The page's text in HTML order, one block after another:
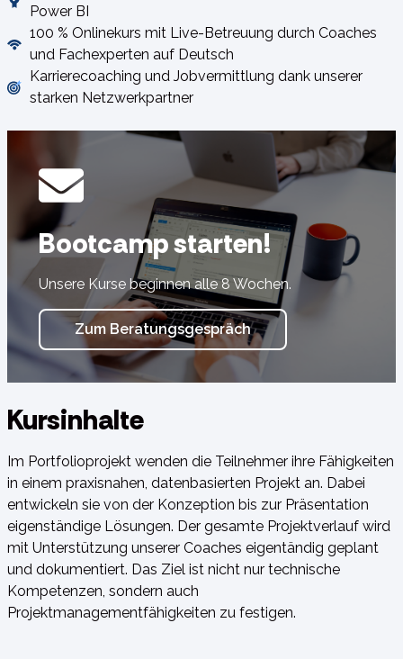
Power BI
100 % Onlinekurs mit Live-Betreuung durch Coaches
und Fachexperten auf Deutsch
Karrierecoaching und Jobvermittlung dank unserer
starken Netzwerkpartner
Bootcamp starten!
Unsere Kurse beginnen alle 8 Wochen.
Zum Beratungsgespräch
Kursinhalte
Im Portfolioprojekt wenden die Teilnehmer ihre Fähigkeiten
in einem praxisnahen, datenbasierten Projekt an. Dabei
entwickeln sie von der Konzeption bis zur Präsentation
eigenständige Lösungen. Der gesamte Projektverlauf wird
mit Unterstützung unserer Coaches eigentändig geplant
und dokumentiert. Das Ziel ist nicht nur technische
Kompetenzen, sondern auch
Projektmanagementfähigkeiten zu festigen.